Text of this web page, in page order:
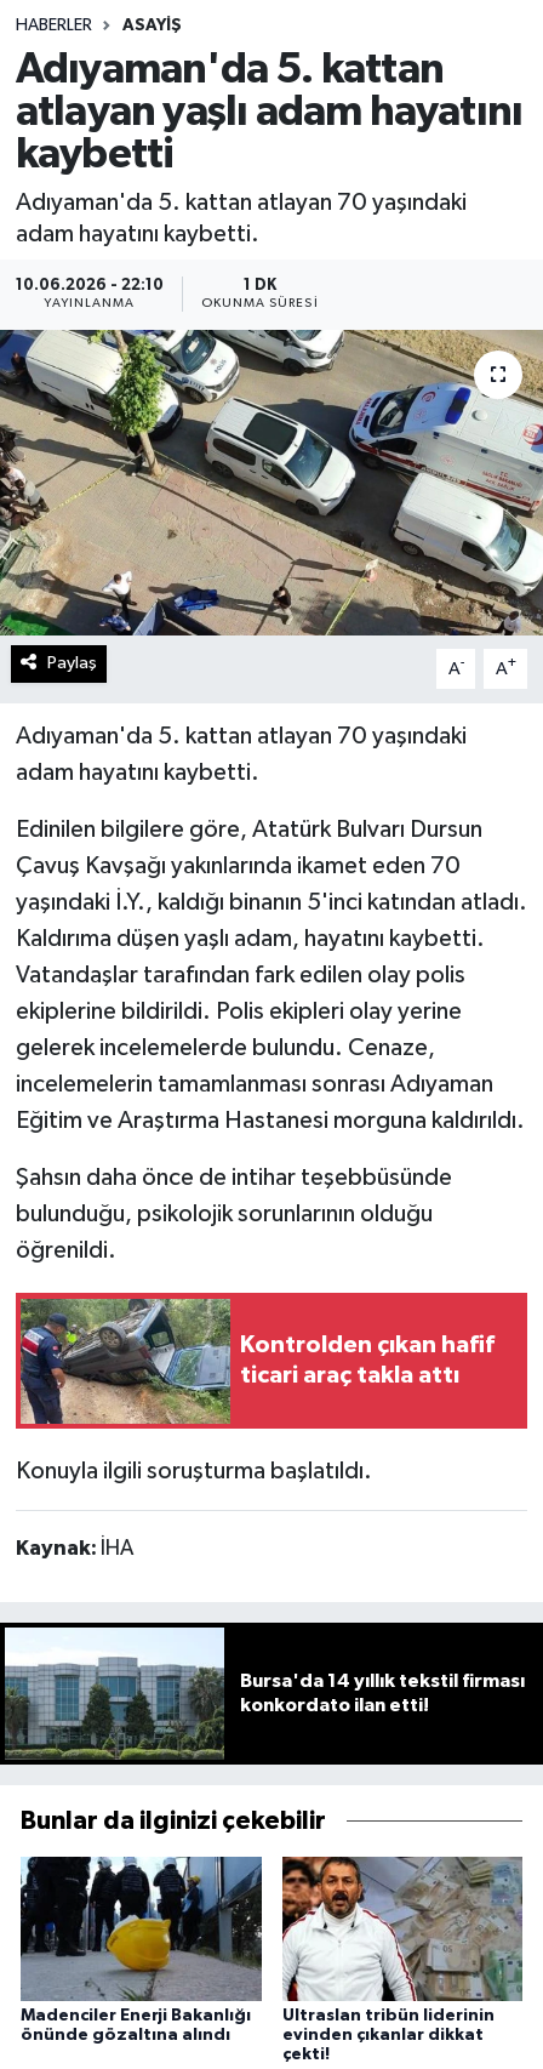
HABERLER ASAYIŞ
Adıyaman'da 5. kattan
atlayan yaşlı adam hayatını
kaybetti
Adıyaman'da 5. kattan atlayan 70 yaşındaki
adam hayatını kaybetti.
10.06.2026 - 22:10
YAYINLANMA
1 DK
OKUNMA SÜRESI
Paylaş A- A+
Adıyaman'da 5. kattan atlayan 70 yaşındaki
adam hayatını kaybetti.
Edinilen bilgilere göre, Atatürk Bulvarı Dursun
Çavuş Kavşağı yakınlarında ikamet eden 70
yaşındaki İ.Y., kaldığı binanın 5'inci katından atladı.
Kaldırıma düşen yaşlı adam, hayatını kaybetti.
Vatandaşlar tarafından fark edilen olay polis
ekiplerine bildirildi. Polis ekipleri olay yerine
gelerek incelemelerde bulundu. Cenaze,
incelemelerin tamamlanması sonrası Adıyaman
Eğitim ve Araştırma Hastanesi morguna kaldırıldı.
Şahsın daha önce de intihar teşebbüsünde
bulunduğu, psikolojik sorunlarının olduğu
öğrenildi.
Kontrolden çıkan hafif
ticari araç takla attı
Konuyla ilgili soruşturma başlatıldı.
Kaynak: İHA
Bursa'da 14 yıllık tekstil firması
konkordato ilan etti!
Bunlar da ilginizi çekebilir
Madenciler Enerji Bakanlığı
önünde gözaltına alındı
Ultraslan tribün liderinin
evinden çıkanlar dikkat
çekti!
Spor
Teknoloji
Yaşam